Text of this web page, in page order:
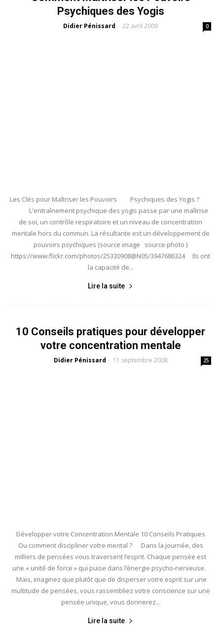
Psychiques des Yogis
Didier Pénissard - 22 avril 2009 0
Les Clés pour Maîtriser les Pouvoirs Psychiques des Yogis ?
L'entraînement psychique des yogis passe par une maîtrise
de soi, un contrôle respiratoire et un niveau de concentration
mentale hors du commun. La résultante est un développement de
pouvoirs psychiques (source image source photo )
https://www.flickr.com/photos/25330908@N05/3947686324 Ils ont
la capacité de...
Lire la suite
10 Conseils pratiques pour développer
votre concentration mentale
Didier Pénissard - 11 septembre 2008 25
Développer votre Concentration Mentale 10 Conseils Pratiques
Ou comment discipliner votre mental ? Dans la journée, des
milliers de pensées vous traversent l’esprit. Chaque pensée est
une « unité de force » qui puise dans l’énergie psycho-nerveuse.
Mais, imaginez que plutôt que de disperser votre esprit sur une
multitude de pensées, vous rassembliez votre conscience sur une
pensée unique, vous donnerez...
Lire la suite